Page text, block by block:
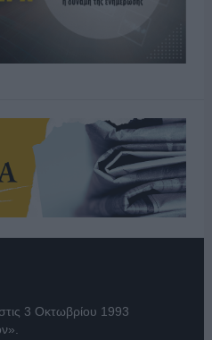
3 Οκτωβρίου 1993